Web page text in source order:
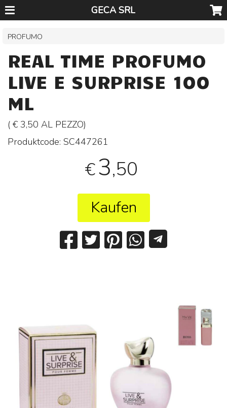
GECA SRL
PROFUMO
REAL TIME PROFUMO
LIVE E SURPRISE 100
ML
( € 3,50 AL PEZZO)
Produktcode:SC447261
€3,50
Kaufen